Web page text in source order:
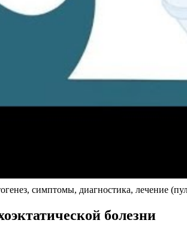
симптомы, диагностика, лечение
болезни